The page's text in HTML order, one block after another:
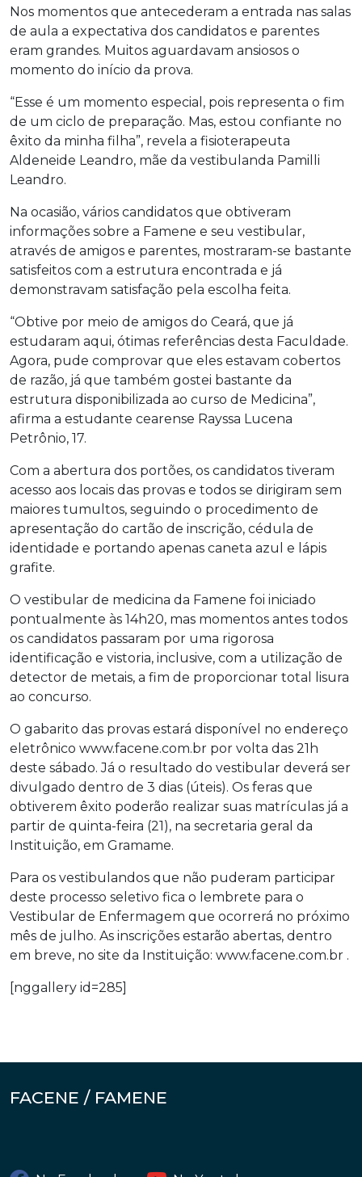
Nos momentos que antecederam a entrada nas salas
de aula a expectativa dos candidatos e parentes
eram grandes. Muitos aguardavam ansiosos o
momento do início da prova.
“Esse é um momento especial, pois representa o fim
de um ciclo de preparação. Mas, estou confiante no
êxito da minha filha”, revela a fisioterapeuta
Aldeneide Leandro, mãe da vestibulanda Pamilli
Leandro.
Na ocasião, vários candidatos que obtiveram
informações sobre a Famene e seu vestibular,
através de amigos e parentes, mostraram-se bastante
satisfeitos com a estrutura encontrada e já
demonstravam satisfação pela escolha feita.
“Obtive por meio de amigos do Ceará, que já
estudaram aqui, ótimas referências desta Faculdade.
Agora, pude comprovar que eles estavam cobertos
de razão, já que também gostei bastante da
estrutura disponibilizada ao curso de Medicina”,
afirma a estudante cearense Rayssa Lucena
Petrônio, 17.
Com a abertura dos portões, os candidatos tiveram
acesso aos locais das provas e todos se dirigiram sem
maiores tumultos, seguindo o procedimento de
apresentação do cartão de inscrição, cédula de
identidade e portando apenas caneta azul e lápis
grafite.
O vestibular de medicina da Famene foi iniciado
pontualmente às 14h20, mas momentos antes todos
os candidatos passaram por uma rigorosa
identificação e vistoria, inclusive, com a utilização de
detector de metais, a fim de proporcionar total lisura
ao concurso.
O gabarito das provas estará disponível no endereço
eletrônico www.facene.com.br por volta das 21h
deste sábado. Já o resultado do vestibular deverá ser
divulgado dentro de 3 dias (úteis). Os feras que
obtiverem êxito poderão realizar suas matrículas já a
partir de quinta-feira (21), na secretaria geral da
Instituição, em Gramame.
Para os vestibulandos que não puderam participar
deste processo seletivo fica o lembrete para o
Vestibular de Enfermagem que ocorrerá no próximo
mês de julho. As inscrições estarão abertas, dentro
em breve, no site da Instituição: www.facene.com.br .
[nggallery id=285]
FACENE / FAMENE